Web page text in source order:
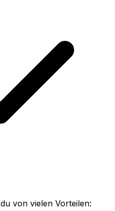
von vielen Vorteilen: